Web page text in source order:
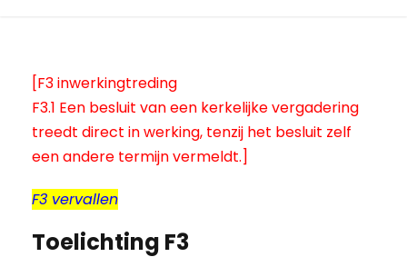
[F3 inwerkingtreding
F3.1 Een besluit van een kerkelijke vergadering
treedt direct in werking, tenzij het besluit zelf
een andere termijn vermeldt.]
F3 vervallen
Toelichting F3